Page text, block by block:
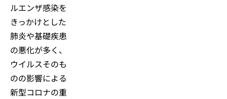
ルエンザ感染を
きっかけとした
肺炎や基礎疾患
の悪化が多く、
ウイルスそのも
のの影響による
新型コロナの重